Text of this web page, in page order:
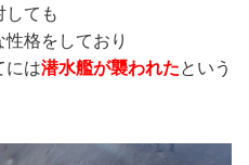
しても
格をしており
には潜水艦が襲われたという